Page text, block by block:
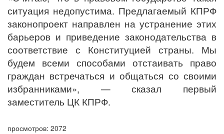
ситуация недопустима. Предлагаемый КПРФ
законопроект направлен на устранение этих
барьеров и приведение законодательства в
соответствие с Конституцией страны. Мы
будем всеми способами отстаивать право
граждан встречаться и общаться со своими
избранниками», — сказал первый
заместитель ЦК КПРФ.
просмотров: 2072